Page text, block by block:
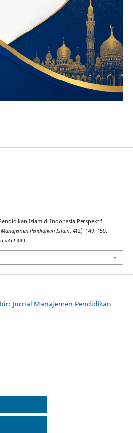
Islam di Indonesia Perspektif
Pendidikan Islam, 4(2), 149–159.
Jurnal Manajemen Pendidikan